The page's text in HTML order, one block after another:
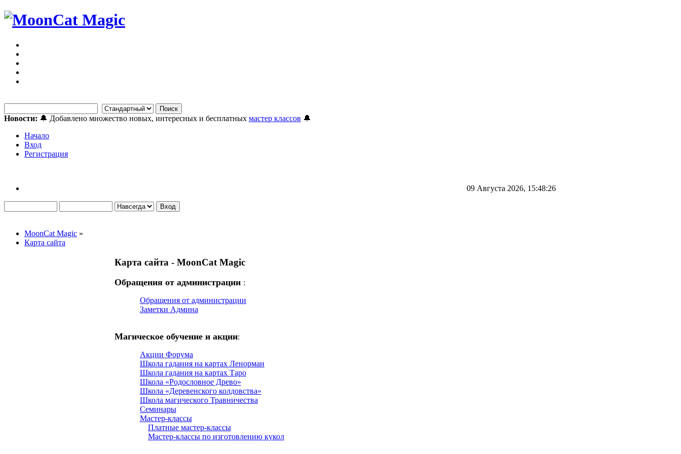
Новости: 🔔 Добавлено множество новых, интересных и бесплатных мастер классов 🔔
Начало
Вход
Регистрация
09 Августа 2026, 15:48:26
MoonCat Magic »
Карта сайта
Карта сайта - MoonCat Magic
Обращения от администрации :
Обращения от администрации
Заметки Админа
Магическое обучение и акции:
Акции Форума
Школа гадания на картах Ленорман
Школа гадания на картах Таро
Школа «Родословное Древо»
Школа «Деревенского колдовства»
Школа магического Травничества
Семинары
Мастер-классы
Платные мастер-классы
Мастер-классы по изготовлению кукол